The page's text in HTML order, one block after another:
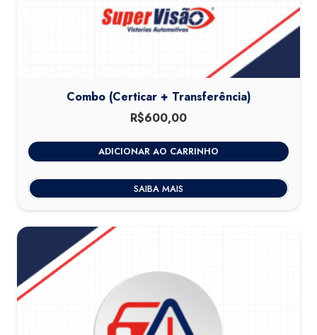
Combo (Certicar + Transferência)
R$600,00
ADICIONAR AO CARRINHO
SAIBA MAIS